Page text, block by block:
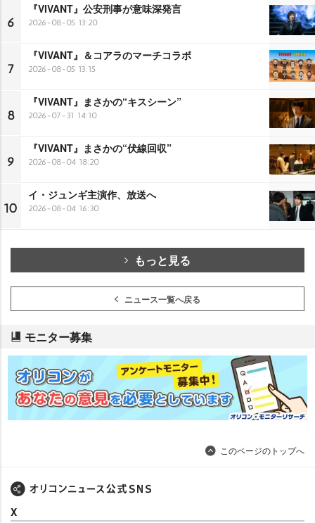
6
『VIVANT』公安刑事が意味深発言
2026-08-05 13:20
7
『VIVANT』＆コアラのマーチコラボ
2026-08-05 13:15
8
『VIVANT』まさかの“キスシーン”
2026-07-31 14:10
9
『VIVANT』まさかの“伏線回収”
2026-08-04 18:20
10
イ・ジュンギ主演作、放送へ
2026-08-04 16:30
もっと見る
ニュース一覧へ戻る
モニター募集
このページのトップへ
X